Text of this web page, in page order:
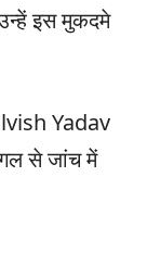
इस मुकदमे
Yadav
से जांच में